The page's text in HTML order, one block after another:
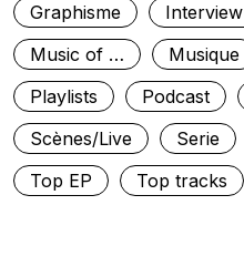
Graphisme
Interview
Music of …
Musique
Playlists
Podcast
Scènes/Live
Serie
Top EP
Top tracks